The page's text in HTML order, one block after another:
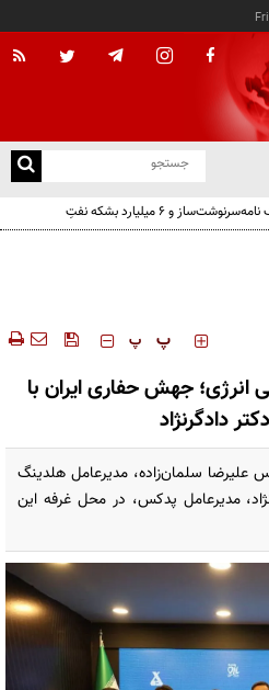
بازگشت ۱۰ پالایشگاه به دولت؟ روایتی از یک نامه‌سرنوشت‌ساز و ۶ میلیارد بشکه نفتِ
‍‍‍ پ پ
جهش حفاری ایران با
دادگرنژاد
علیرضا سلمان‌زاده، مدیرعامل هلدینگ
مدیرعامل پدکس، در محل غرفه این